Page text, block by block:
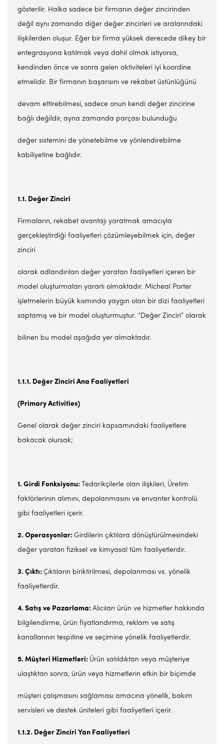
gösterilir. Halka sadece bir firmanın değer zincirinden
değil aynı zamanda diğer değer zincirleri ve aralarındaki
ilişkilerden oluşur. Eğer bir firma yüksek derecede dikey bir
entegrasyona katılmak veya dahil olmak istiyorsa,
kendinden önce ve sonra gelen aktiviteleri iyi koordine
etmelidir. Bir firmanın başarısını ve rekabet üstünlüğünü
devam ettirebilmesi, sadece onun kendi değer zincirine
bağlı değildir, ayna zamanda parçası bulunduğu
değer sistemini de yönetebilme ve yönlendirebilme
kabiliyetine bağlıdır.
1.1. Değer Zinciri
Firmaların, rekabet avantajı yaratmak amacıyla
gerçekleştirdiği faaliyetleri çözümleyebilmek için, değer
zinciri
olarak adlandırılan değer yaratan faaliyetleri içeren bir
model oluşturmaları yararlı olmaktadır. Micheal Porter
işletmelerin büyük kısmında yaygın olan bir dizi faaliyetleri
saptamış ve bir model oluşturmuştur. “Değer Zinciri” olarak
bilinen bu model aşağıda yer almaktadır.
1.1.1. Değer Zinciri Ana Faaliyetleri
(Primary Activities)
Genel olarak değer zinciri kapsamındaki faaliyetlere
bakacak olursak;
1. Girdi Fonksiyonu: Tedarikçilerle olan ilişkileri, Üretim
faktörlerinin alımını, depolanmasını ve envanter kontrolü
gibi faaliyetleri içerir.
2. Operasyonlar: Girdilerin çıktılara dönüştürülmesindeki
değer yaratan fiziksel ve kimyasal tüm faaliyetlerdir.
3. Çıktı: Çıktıların biriktirilmesi, depolanması vs. yönelik
faaliyetlerdir.
4. Satış ve Pazarlama: Alıcıları ürün ve hizmetler hakkında
bilgilendirme, ürün fiyatlandırma, reklam ve satış
kanallarının tespitine ve seçimine yönelik faaliyetlerdir.
5. Müşteri Hizmetleri: Ürün satıldıktan veya müşteriye
ulaştıktan sonra, ürün veya hizmetlerin etkin bir biçimde
müşteri çalışmasını sağlaması amacına yönelik, bakım
servisleri ve destek üniteleri gibi faaliyetleri içerir.
1.1.2. Değer Zinciri Yan Faaliyetleri